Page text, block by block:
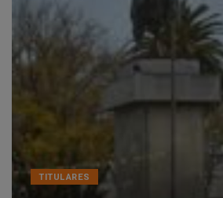
TITULARES